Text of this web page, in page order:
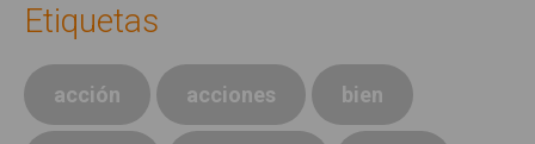
Etiquetas
acción acciones bien